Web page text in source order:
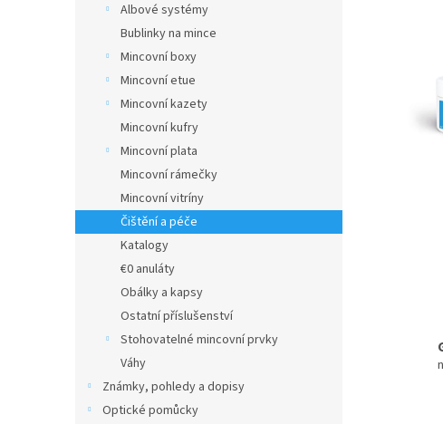
Albové systémy
Bublinky na mince
Mincovní boxy
Mincovní etue
Mincovní kazety
Mincovní kufry
Mincovní plata
Mincovní rámečky
Mincovní vitríny
Čištění a péče
Katalogy
€0 anuláty
Obálky a kapsy
Ostatní příslušenství
Stohovatelné mincovní prvky
Váhy
Známky, pohledy a dopisy
Optické pomůcky